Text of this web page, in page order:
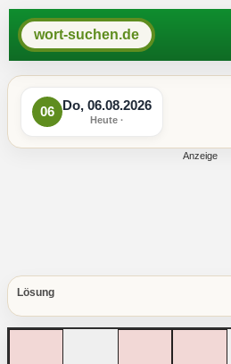
wort-suchen.de
06 Do, 06.08.2026
Heute ·
Lösung